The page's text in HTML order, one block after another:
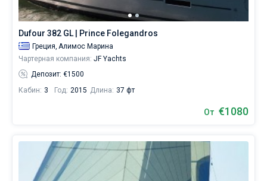
Dufour 382 GL | Prince Folegandros
Греция, Алимос Марина
Чартерная компания: JF Yachts
Депозит: €1500
Кабин: 3 Год: 2015 Длина: 37 фт
От €1080